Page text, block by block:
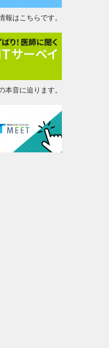
報はこちらです。
本音に迫ります。